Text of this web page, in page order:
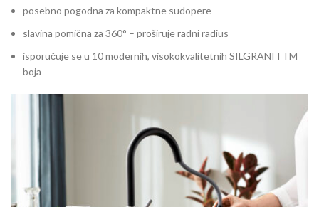
posebno pogodna za kompaktne sudopere
slavina pomična za 360° – proširuje radni radius
isporučuje se u 10 modernih, visokokvalitetnih SILGRANITTM
boja